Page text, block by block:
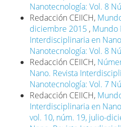
Nanotecnología: Vol. 8
Redacción CEIICH,
diciembre 2015 , Mundo
Interdisciplinaria en
Nanotecnología: Vol. 8
Redacción CEIICH,
Nano. Revista
Nanotecnología: Vol. 7
Redacción CEIICH,
Interdisciplinaria en
vol. 10, núm. 19, julio-